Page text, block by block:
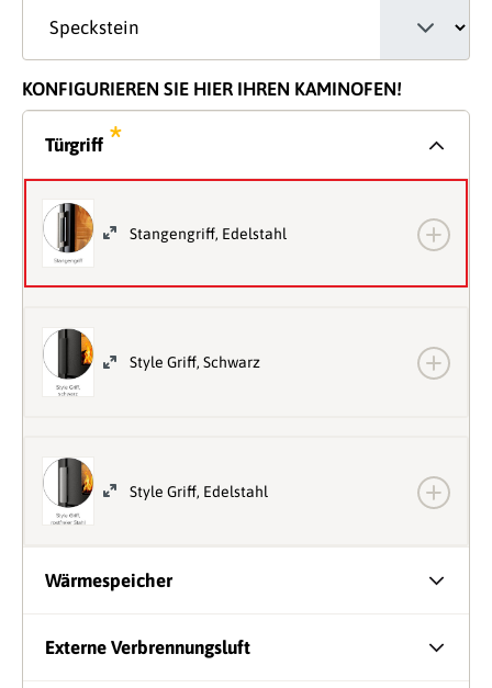
KONFIGURIEREN SIE HIER IHREN KAMINOFEN!
Türgriff *
Stangengriff, Edelstahl
Style Griff, Schwarz
Style Griff, Edelstahl
Wärmespeicher
Externe Verbrennungsluft